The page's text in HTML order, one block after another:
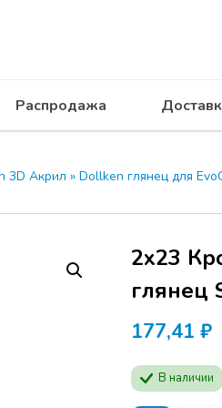
Распродажа
3D Акрил » Dollken глянец для
2х23
глянец
177,41 ₽
В наличии